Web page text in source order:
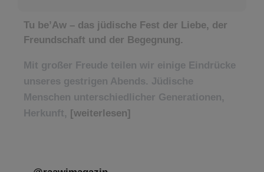
Tu be’Aw – das jüdische Fest der Liebe, der
Freundschaft und der Begegnung.
Mit großer Freude teilen wir einige Eindrücke
unseres gestrigen Abends. Jüdische
Menschen unterschiedlicher Generationen,
Herkunft, [weiterlesen]